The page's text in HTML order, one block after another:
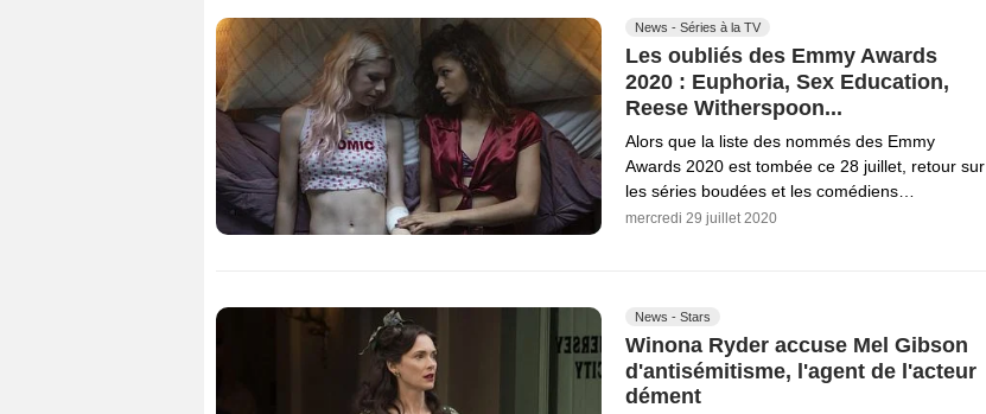
News - Séries à la TV
Les oubliés des Emmy Awards
2020 : Euphoria, Sex Education,
Reese Witherspoon...
Alors que la liste des nommés des Emmy
Awards 2020 est tombée ce 28 juillet, retour sur
les séries boudées et les comédiens…
mercredi 29 juillet 2020
News - Stars
Winona Ryder accuse Mel Gibson
d'antisémitisme, l'agent de l'acteur
dément